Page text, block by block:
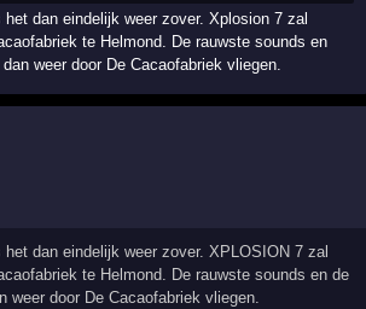
dan eindelijk weer zover. Xplosion 7 zal
te Helmond. De rauwste sounds en
weer door De Cacaofabriek vliegen.
dan eindelijk weer zover. XPLOSION 7 zal
te Helmond. De rauwste sounds en de
weer door De Cacaofabriek vliegen.